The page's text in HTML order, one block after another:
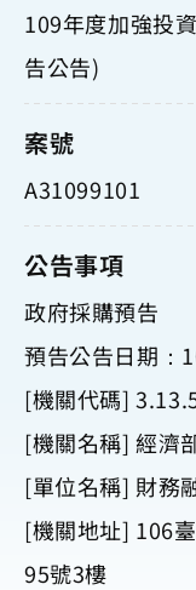
109年度加強投
告公告)
案號
A31099101
公告事項
政府採購預告
預告公告日期：
[機關代碼]
[機關名稱] 經濟
[單位名稱] 財務
[機關地址] 106
95號3樓